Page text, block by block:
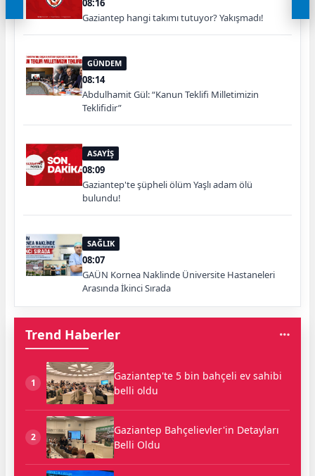
Gaziantep hangi takımı tutuyor? Yakışmadı!
GÜNDEM
08:14
Abdulhamit Gül: “Kanun Teklifi Milletimizin
Teklifidir”
ASAYİŞ
08:09
Gaziantep'te şüpheli ölüm Yaşlı adam ölü
bulundu!
SAĞLIK
08:07
GAÜN Kornea Naklinde Üniversite Hastaneleri
Arasında İkinci Sırada
Trend Haberler
1
Gaziantep'te 5 bin bahçeli ev sahibi
belli oldu
2
Gaziantep Bahçelievler'in Detayları
Belli Oldu